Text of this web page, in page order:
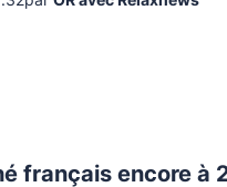
français encore à